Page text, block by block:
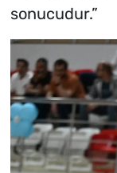
sonucudur.”